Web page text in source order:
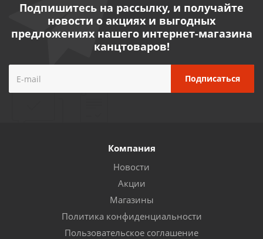
Подпишитесь на рассылку, и получайте
новости о акциях и выгодных
предложениях нашего интернет-магазина
канцтоваров!
Компания
Новости
Акции
Магазины
Политика конфиденциальности
Пользовательское соглашение